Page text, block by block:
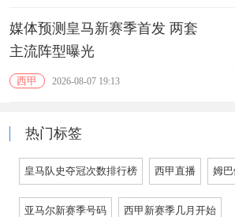
媒体预测皇马新赛季首发 两套
主流阵型曝光
西甲 2026-08-07 19:13
热门标签
皇马队史夺冠次数排行榜 西甲直播 姆
亚马尔新赛季号码 西甲新赛季几月开始